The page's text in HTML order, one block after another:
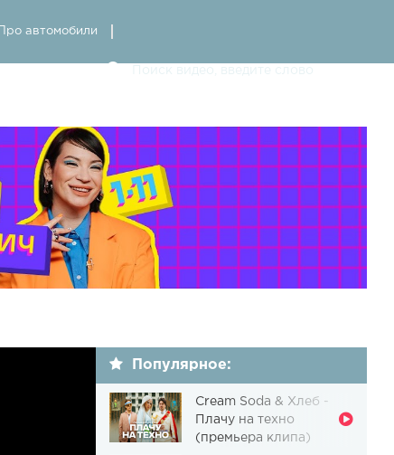
Про автомобили
Популярное:
Cream Soda & Хлеб -
Плачу на техно
(премьера клипа)